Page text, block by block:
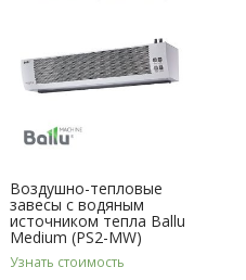
Воздушно-тепловые
завесы с водяным
источником тепла Ballu
Medium (PS2-MW)
Узнать стоимость